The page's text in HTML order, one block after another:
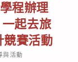
程辦理
一起去旅
競賽活動
與活動